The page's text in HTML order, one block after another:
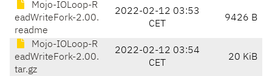
Mojo-IOLoop-R
eadWriteFork-2.00.
readme
2022-02-12 03:53
CET
9426 B
Mojo-IOLoop-R
eadWriteFork-2.00.
tar.gz
2022-02-12 03:54
CET
20 KiB